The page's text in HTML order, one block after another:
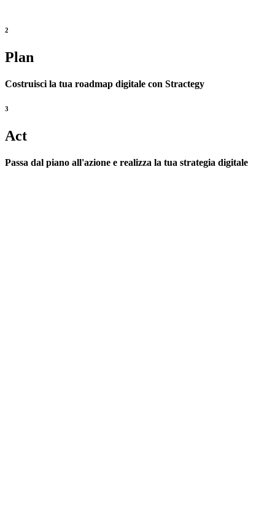
2
Plan
Costruisci la tua roadmap digitale con Stractegy
3
Act
Passa dal piano all'azione e realizza la tua strategia digitale